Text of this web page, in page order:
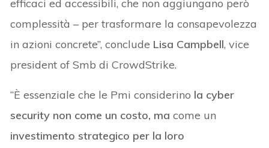
efficaci ed accessibili, che non aggiungano però
complessità – per trasformare la consapevolezza
in azioni concrete”, conclude Lisa Campbell, vice
president of Smb di CrowdStrike.
“È essenziale che le Pmi considerino la cyber
security non come un costo, ma come un
investimento strategico per la loro